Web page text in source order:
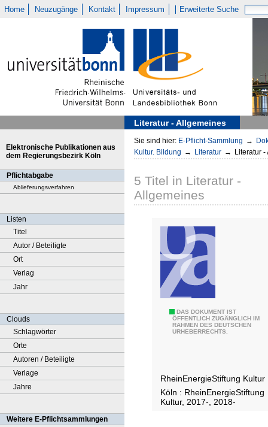
Home Neuzugänge Kontakt Impressum Erweiterte Suche
Literatur - Allgemeines
Elektronische Publikationen aus
dem Regierungsbezirk Köln
Pflichtabgabe
Ablieferungsverfahren
Listen
Titel
Autor / Beteiligte
Ort
Verlag
Jahr
Clouds
Schlagwörter
Orte
Autoren / Beteiligte
Verlage
Jahre
Weitere E-Pflichtsammlungen
Sie sind hier: E-Pflicht-Sammlung →
Kultur. Bildung → Literatur → Literatur
5 Titel in Literatur -
Allgemeines
DAS DOKUMENT IST
ÖFFENTLICH ZUGÄNGLICH IM
RAHMEN DES DEUTSCHEN
URHEBERRECHTS.
s
b
RheinEnergieStiftung Kultur
Köln : RheinEnergieStiftung
Kultur, 2017-, 2018-